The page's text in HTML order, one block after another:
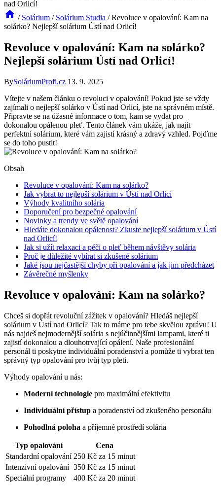
/ Solárium / Solárium Studia / Revoluce v opalování: Kam na
solárko? Nejlepší solárium Ústí nad Orlicí!
Revoluce v opalování: Kam na solárko?
Nejlepší solárium Ústí nad Orlicí!
BySoláriumProfi.cz 13. 9. 2025
Vítejte v našem článku o revoluci v opalování! Pokud jste se vždy
zajímali o nejlepší solárko v Ústí nad Orlicí, jste na správném místě.
Připravte se na úžasné informace o tom, kam se vydat pro
dokonalou opálenou pleť. Tento článek vám ukáže, jak najít
perfektní solárium, které vám zajistí krásný a zdravý vzhled. Pojďme
se do toho pustit!
Obsah
Revoluce v opalování: Kam na solárko?
Jak vybrat to nejlepší solárium v Ústí nad Orlicí
Výhody kvalitního solária
Doporučení pro bezpečné opalování
Novinky a trendy ve světě opalování
Hledáte dokonalou opálenost? Zkuste nejlepší solárium v Ústí
nad Orlicí!
Jak si užít relaxaci a péči o pleť během návštěvy solária
Proč je důležité vybírat si zkušené solárium
Jaké jsou nejčastější chyby při opalování a jak jim předcházet
Závěrečné myšlenky
Revoluce v opalování: Kam na solárko?
Chceš si dopřát revoluční zážitek v opalování? Hledáš nejlepší
solárium v Ústí nad Orlicí? Tak to máme pro tebe skvělou zprávu! U
nás najdeš nejmodernější solária s nejúčinnějšími lampami, které ti
zajistí dokonalou a dlouhotrvající opálení. Naše profesionální
personál ti poskytne individuální poradenství a pomůže ti vybrat ten
správný typ opalování pro tvůj typ pleti.
Výhody opalování u nás:
Moderní technologie pro maximální efektivitu
Individuální přístup a poradenství od zkušeného personálu
Pohodlná poloha a příjemné prostředí solária
Typ opalování
Cena
Standardní opalování 250 Kč za 15 minut
Intenzivní opalování 350 Kč za 15 minut
Speciální programy
400 Kč za 20 minut